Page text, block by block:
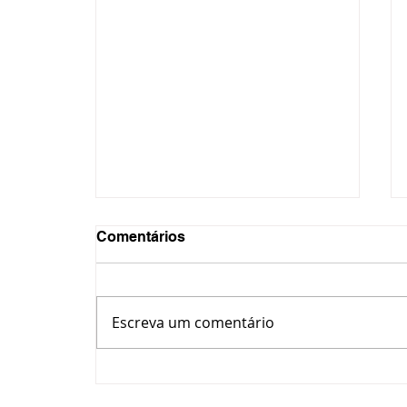
Comentários
Escreva um comentário